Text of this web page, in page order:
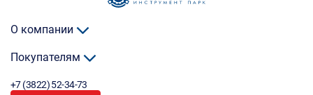
О компании
Покупателям
+7 (3822) 52-34-73